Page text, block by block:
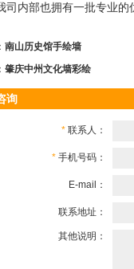
司内部也拥有一批专业
南山历史馆手绘墙
肇庆中州文化墙彩绘
询
* 联系人：
* 手机号码：
E-mail：
联系地址：
其他说明：